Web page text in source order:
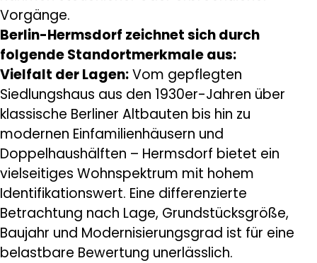
Vorgänge.
Berlin-Hermsdorf zeichnet sich durch
folgende Standortmerkmale aus:
Vielfalt der Lagen:Vom gepflegten
Siedlungshaus aus den 1930er-Jahren über
klassische Berliner Altbauten bis hin zu
modernen Einfamilienhäusern und
Doppelhaushälften – Hermsdorf bietet ein
vielseitiges Wohnspektrum mit hohem
Identifikationswert. Eine differenzierte
Betrachtung nach Lage, Grundstücksgröße,
Baujahr und Modernisierungsgrad ist für eine
belastbare Bewertung unerlässlich.